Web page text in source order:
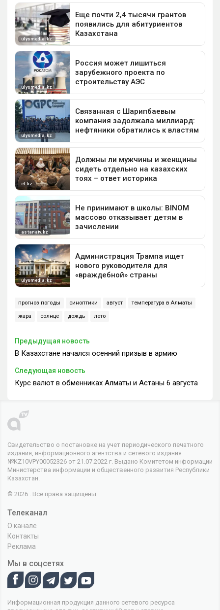
прогноз погоды синоптики август температура в Алматы
жара солнце дождь лето
Предыдущая новость
В Казахстане начался осенний призыв в армию
Следующая новость
Курс валют в обменниках Алматы и Астаны 6 августа
Свидетельство о постановке на учет периодического печатного
издания, информационного агентства и сетевого издания
№KZ10VPY00052326 от 21.07.2022 г. Выдано Комитетом информации
Министерства информации и общественного развития Республики
Казахстан.
© 2026 . Все права защищены
Телеканал
О канале
Контакты
Реклама
Мы в соцсетях
Информационная продукция данного сетевого ресурса